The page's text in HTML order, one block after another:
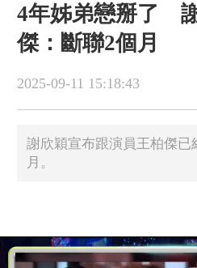
4年姊弟戀掰了
傑：斷聯2個月
2025-09-11 15:18:43
謝欣穎宣布跟演員王柏傑已
月。